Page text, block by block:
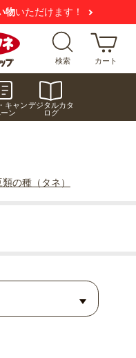
にご注意ください
検索 カート
キャン
ン
デジタルカタ
ログ
類の種（タネ）